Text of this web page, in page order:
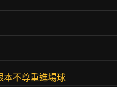
本不尊重進場球